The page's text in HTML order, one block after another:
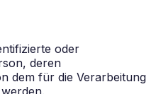
oder
deren
dem für die Verarbeitung